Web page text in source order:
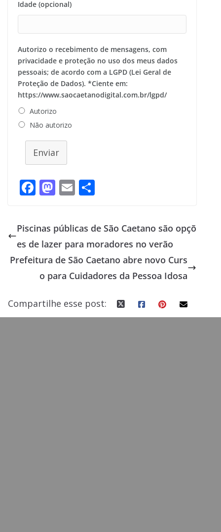
Idade (opcional)
Autorizo o recebimento de mensagens, com
privacidade e proteção no uso dos meus dados
pessoais; de acordo com a LGPD (Lei Geral de
Proteção de Dados). *Ciente em:
https://www.saocaetanodigital.com.br/lgpd/
Autorizo
Não autorizo
Enviar
F
b
o
o
k
M
to
d
o
n
E
l
ar
e
Piscinas públicas de São Caetano são opçõ
es de lazer para moradores no verão
Prefeitura de São Caetano abre novo Curs
o para Cuidadores da Pessoa Idosa
Compartilhe esse post: